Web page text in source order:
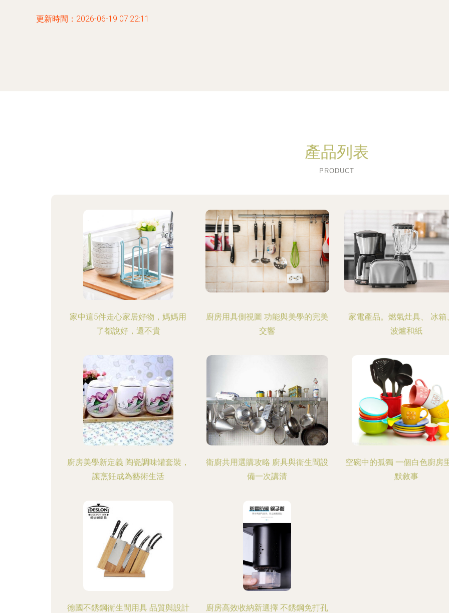
更新時間：2026-06-19 07:22:11
產品列表
PRODUCT
家中這5件走心家居好物，媽媽用
了都說好，還不貴
廚房用具側視圖 功能與美學的完美
交響
家電產品。燃氣灶具、 冰箱
波爐和紙
廚房美學新定義 陶瓷調味罐套裝，
讓烹飪成為藝術生活
衛廚共用選購攻略 廚具與衛生間設
備一次講清
空碗中的孤獨 一個白色廚房
默敘事
德國不銹鋼衛生間用具 品質與設計 廚房高效收納新選擇 不銹鋼免打孔